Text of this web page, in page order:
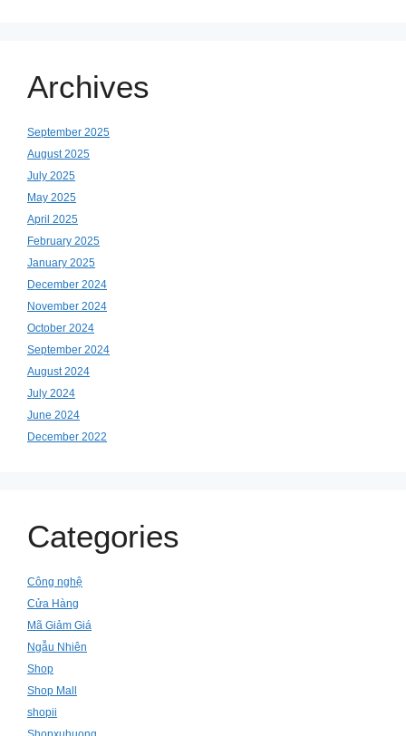
Archives
September 2025
August 2025
July 2025
May 2025
April 2025
February 2025
January 2025
December 2024
November 2024
October 2024
September 2024
August 2024
July 2024
June 2024
December 2022
Categories
Công nghệ
Cửa Hàng
Mã Giảm Giá
Ngẫu Nhiên
Shop
Shop Mall
shopii